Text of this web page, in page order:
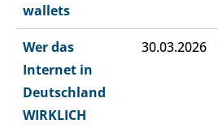
wallets
Wer das
Internet in
Deutschland
WIRKLICH
30.03.2026